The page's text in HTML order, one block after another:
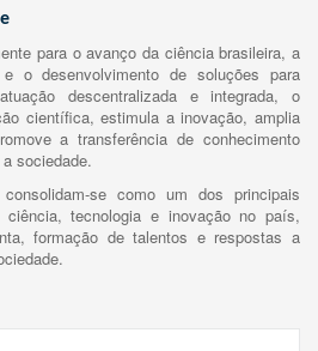
para o avanço da ciência brasileira, a
o desenvolvimento de soluções para
descentralizada e integrada, o
científica, estimula a inovação, amplia
a transferência de conhecimento
sociedade.
se como um dos principais
tecnologia e inovação no país,
formação de talentos e respostas a